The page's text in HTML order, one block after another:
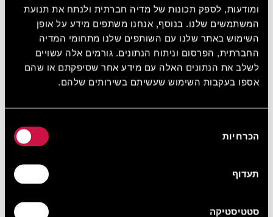
ומודעות, לספק תכונות של מדיה חברתית ולנתח את תנועת
המשתמשים שלנו. בנוסף, אנחנו משתפים מידע על אופן
השימוש באתר שלנו עם השותפים שלנו מתחומי המדיה
החברתית, הפרסום וניתוח הנתונים. גורמים אלה עשויים
לשלב את הנתונים האלה עם מידע אחר שסיפקתם או שהם
אספו בעקבות השימוש שעשיתם בשירותים שלהם.
הסכמה
הכרחיות
תעדוף
סטטיסטיקה